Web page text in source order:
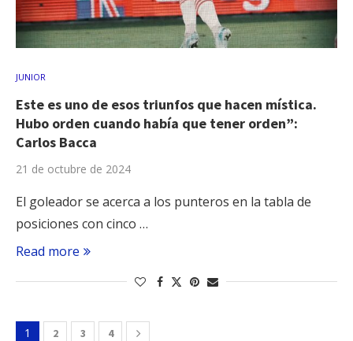
JUNIOR
Este es uno de esos triunfos que hacen mística.
Hubo orden cuando había que tener orden”:
Carlos Bacca
21 de octubre de 2024
El goleador se acerca a los punteros en la tabla de
posiciones con cinco …
Read more
1 2 3 4